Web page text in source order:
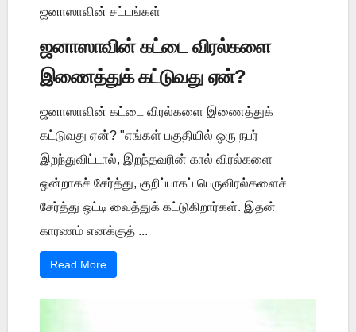
ஜனாஸாவின் சட்டங்கள்
ஜனாஸாவின் கட்டை விரல்களை
இணைத்துக் கட்டுவது ஏன்?
ஜனாஸாவின் கட்டை விரல்களை இணைத்துக்
கட்டுவது ஏன்? "எங்கள் பகுதியில் ஒரு நபர்
இறந்துவிட்டால், இறந்தவரின் கால் விரல்களை
ஒன்றாகச் சேர்த்து, குறிப்பாகப் பெருவிரல்களைச்
சேர்த்து ஒட்டி வைத்துக் கட்டுகிறார்கள். இதன்
காரணம் எனக்குத் ...
Read More